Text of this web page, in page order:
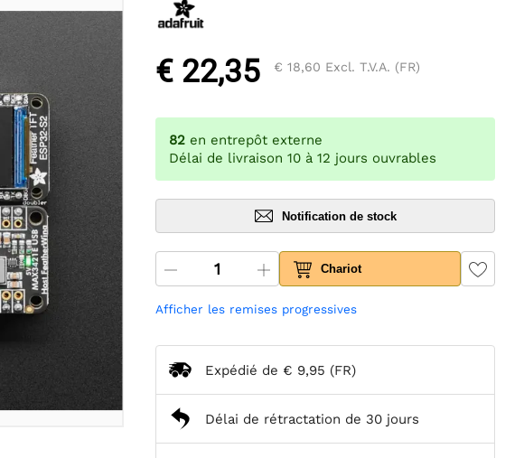
€ 22,35 € 18,60 Excl. T.V.A. (FR)
82 en entrepôt externe
Délai de livraison 10 à 12 jours ouvrables
Notification de stock
Chariot
Afficher les remises progressives
Expédié de € 9,95 (FR)
Délai de rétractation de 30 jours